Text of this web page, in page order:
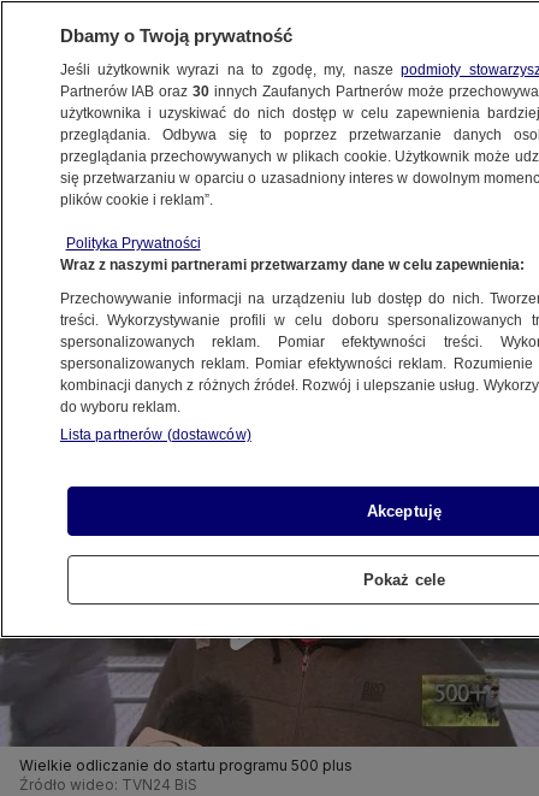
BIZNES
PIENIĄDZE
urzędników. Trwa wielkie odliczanie
do startu 500 plus
31.03.2016, 17:18
Udostępnij
Wielkie odliczanie do startu programu 500 plus
Źródło wideo: TVN24 BiS
Dbamy o Twoją prywatność
Jeśli użytkownik wyrazi na to zgodę, my, naszepodmioty
Partnerów IAB oraz30 innych Zaufanych Partnerów może
użytkownika i uzyskiwać do nich dostęp w celu zapewnienia
przeglądania. Odbywa się to poprzez przetwarzanie danych
przeglądania przechowywanych w plikach cookie. Użytkownik może
się przetwarzaniu w oparciu o uzasadniony interes w dowolnym
plików cookie i reklam”.
Polityka Prywatności
Wraz z naszymi partnerami przetwarzamy dane w celu zapewnienia:
Przechowywanie informacji na urządzeniu lub dostęp do nich.
treści. Wykorzystywanie profili w celu doboru spersonalizowanych
spersonalizowanych reklam. Pomiar efektywności treści.
spersonalizowanych reklam. Pomiar efektywności reklam.
kombinacji danych z różnych źródeł. Rozwój i ulepszanie usług.
do wyboru reklam.
Lista partnerów (dostawców)
Akceptuję
Pokaż cele